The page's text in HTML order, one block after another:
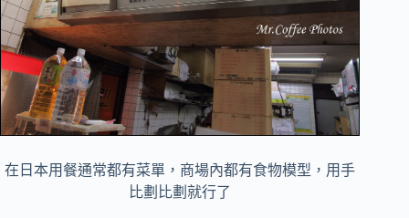
在日本用餐通常都有菜單，商場內都有食物模型，用手
比劃比劃就行了